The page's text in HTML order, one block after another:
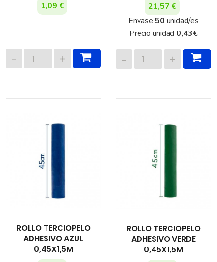
1,09 €
21,57 €
Envase 50 unidad/es
Precio unidad 0,43€
ROLLO TERCIOPELO
ADHESIVO AZUL
0,45X1,5M
ROLLO TERCIOPELO
ADHESIVO VERDE
0,45X1,5M